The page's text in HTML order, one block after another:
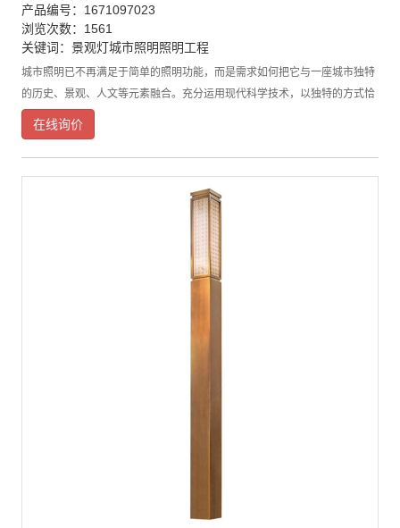
产品编号：1671097023
浏览次数：1561
关键词： 景观灯城市照明照明工程
城市照明已不再满足于简单的照明功能，而是需求如何把它与一座城市独特
的历史、景观、人文等元素融合。充分运用现代科学技术，以独特的方式恰
当地表现优良的地域文化和先进的现代文化，景观灯在满足照明需求的同
时，以独特的方式向世人诠释城市丰富的文化内涵
在线询价